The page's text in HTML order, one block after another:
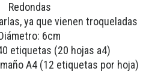
Redondas
ya que vienen troqueladas
6cm
etiquetas (20 hojas a4)
A4 (12 etiquetas por hoja)